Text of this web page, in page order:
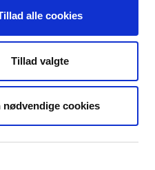
alle cookies
Tillad valgte
nødvendige cookies